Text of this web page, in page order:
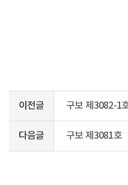
이전글 구보 제3082-1
다음글 구보 제3081호